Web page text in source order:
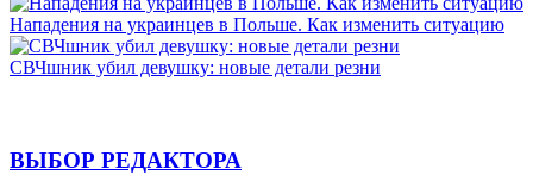
Нападения на украинцев в Польше. Как изменить ситуацию
СВЧшник убил девушку: новые детали резни
ВЫБОР РЕДАКТОРА